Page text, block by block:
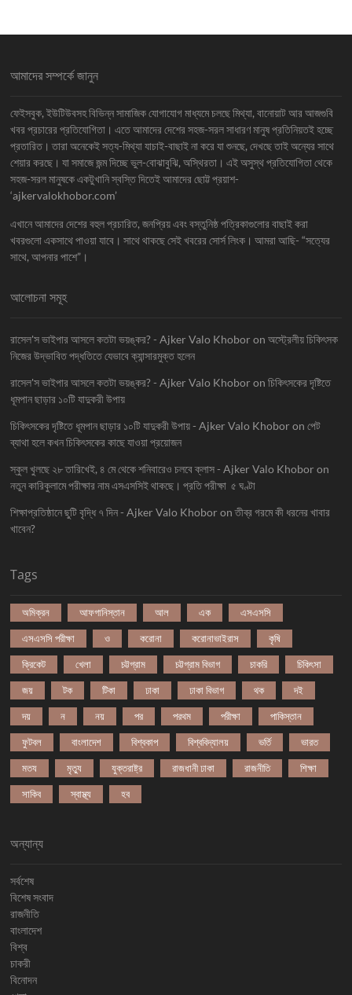
আমাদের সম্পর্কে জানুন
ফেইসবুক, ইউটিউবসহ বিভিন্ন সামাজিক যোগাযোগ মাধ্যমে চলছে মিথ্যা, বানোয়াট আর আজগুবি
খবর প্রচারের প্রতিযোগিতা। এতে আমাদের দেশের সহজ-সরল সাধারণ মানুষ প্রতিনিয়তই হচ্ছে
প্রতারিত। তারা অনেকেই সত্য-মিথ্যা যাচাই-বাছাই না করে যা শুনছে, দেখছে তাই অন্যের সাথে
শেয়ার করছে। যা সমাজে জন্ম দিচ্ছে ভুল-বোঝাবুঝি, অস্থিরতা। এই অসুস্থ প্রতিযোগিতা থেকে
সহজ-সরল মানুষকে একটুখানি স্বস্তি দিতেই আমাদের ছোট্ট প্রয়াশ-
‘ajkervalokhobor.com’
এখানে আমাদের দেশের বহুল প্রচারিত, জনপ্রিয় এবং বস্তুনিষ্ঠ পত্রিকাগুলোর বাছাই করা
খবরগুলো একসাথে পাওয়া যাবে। সাথে থাকছে সেই খবরের সোর্স লিংক। আমরা আছি- “সত্যের
সাথে, আপনার পাশে”।
আলোচনা সমূহ
রাসেল'স ভাইপার আসলে কতটা ভয়ঙ্কর? - Ajker Valo Khobor onঅস্ট্রেলীয় চিকিৎসক
নিজের উদ্ভাবিত পদ্ধতিতে যেভাবে ক্যান্সারমুক্ত হলেন
রাসেল'স ভাইপার আসলে কতটা ভয়ঙ্কর? - Ajker Valo Khobor onচিকিৎসকের দৃষ্টিতে
ধূমপান ছাড়ার ১০টি যাদুকরী উপায়
চিকিৎসকের দৃষ্টিতে ধূমপান ছাড়ার ১০টি যাদুকরী উপায় - Ajker Valo Khobor onপেট
ব্যাথা হলে কখন চিকিৎসকের কাছে যাওয়া প্রয়োজন
স্কুল খুলছে ২৮ তারিখেই, ৪ মে থেকে শনিবারেও চলবে ক্লাস - Ajker Valo Khobor on
নতুন কারিকুলামে পরীক্ষার নাম এসএসসিই থাকছে। প্রতি পরীক্ষা ৫ ঘণ্টা
শিক্ষাপ্রতিষ্ঠানে ছুটি বৃদ্ধি ৭ দিন - Ajker Valo Khobor onতীব্র গরমে কী ধরনের খাবার
খাবেন?
Tags
অমিক্রন আফগানিস্তান আল এক এসএসসি
এসএসসি পরীক্ষা ও করোনা করোনাভাইরাস কৃষি
ক্রিকেট খেলা চট্টগ্রাম চট্টগ্রাম বিভাগ চাকরি চিকিৎসা
জয় টক টিকা ঢাকা ঢাকা বিভাগ থক দই
দয় ন নয় পর পরথম পরীক্ষা পাকিস্তান
ফুটবল বাংলাদেশ বিশ্বকাপ বিশ্ববিদ্যালয় ভর্তি ভারত
মতয মৃত্যু যুক্তরাষ্ট্র রাজধানী ঢাকা রাজনীতি শিক্ষা
সাকিব স্বাস্থ্য হব
অন্যান্য
সর্বশেষ
বিশেষ সংবাদ
রাজনীতি
বাংলাদেশ
বিশ্ব
চাকরী
বিনোদন